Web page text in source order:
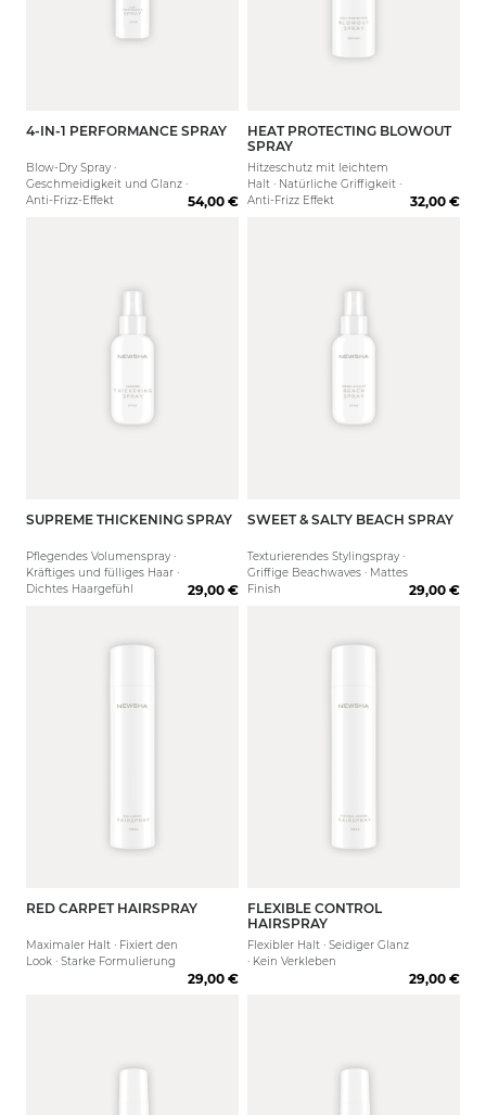
4-IN-1 PERFORMANCE SPRAY
Blow-Dry Spray ·
Geschmeidigkeit und Glanz ·
Anti-Frizz-Effekt
54,00 €
80 ml 200 ml
HEAT PROTECTING BLOWOUT
SPRAY
Hitzeschutz mit leichtem
Halt · Natürliche Griffigkeit ·
Anti-Frizz Effekt
32,00 €
125 ml
SUPREME THICKENING SPRAY
Pflegendes Volumenspray ·
Kräftiges und fülliges Haar ·
Dichtes Haargefühl
29,00 €
125 ml
SWEET & SALTY BEACH SPRAY
Texturierendes Stylingspray ·
Griffige Beachwaves · Mattes
Finish
29,00 €
300 ml
RED CARPET HAIRSPRAY
Maximaler Halt · Fixiert den
Look · Starke Formulierung
29,00 €
75 ml 300 ml
FLEXIBLE CONTROL
HAIRSPRAY
Flexibler Halt · Seidiger Glanz
· Kein Verkleben
29,00 €